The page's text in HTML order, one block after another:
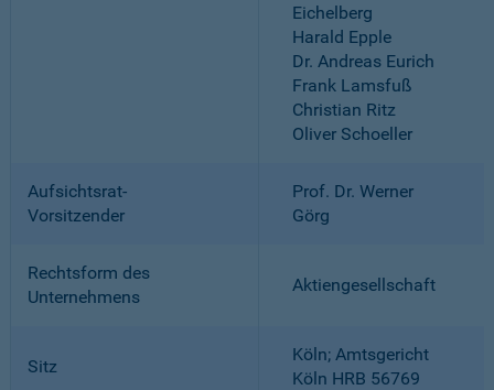
Eichelberg
Harald Epple
Dr. Andreas Eurich
Frank Lamsfuß
Christian Ritz
Oliver Schoeller
Aufsichtsrat-
Vorsitzender
Prof. Dr. Werner
Görg
Rechtsform des
Unternehmens
Aktiengesellschaft
Sitz
Köln; Amtsgericht
Köln HRB 56769